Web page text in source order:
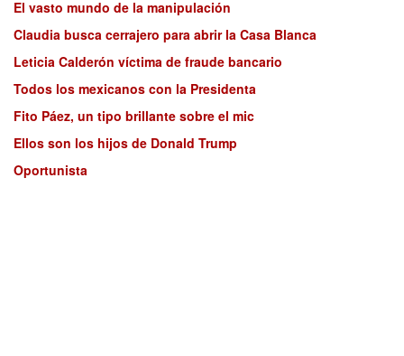
El vasto mundo de la manipulación
Claudia busca cerrajero para abrir la Casa Blanca
Leticia Calderón víctima de fraude bancario
Todos los mexicanos con la Presidenta
Fito Páez, un tipo brillante sobre el mic
Ellos son los hijos de Donald Trump
Oportunista